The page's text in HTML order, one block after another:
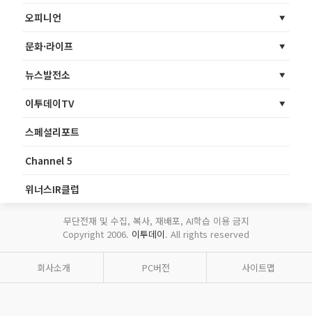
오피니언
문화·라이프
뉴스발전소
이투데이TV
스페셜리포트
Channel 5
위너스IR클럽
무단전재 및 수집, 복사, 재배포, AI학습 이용 금지
Copyright 2006. 이투데이. All rights reserved
회사소개 PC버전 사이트맵